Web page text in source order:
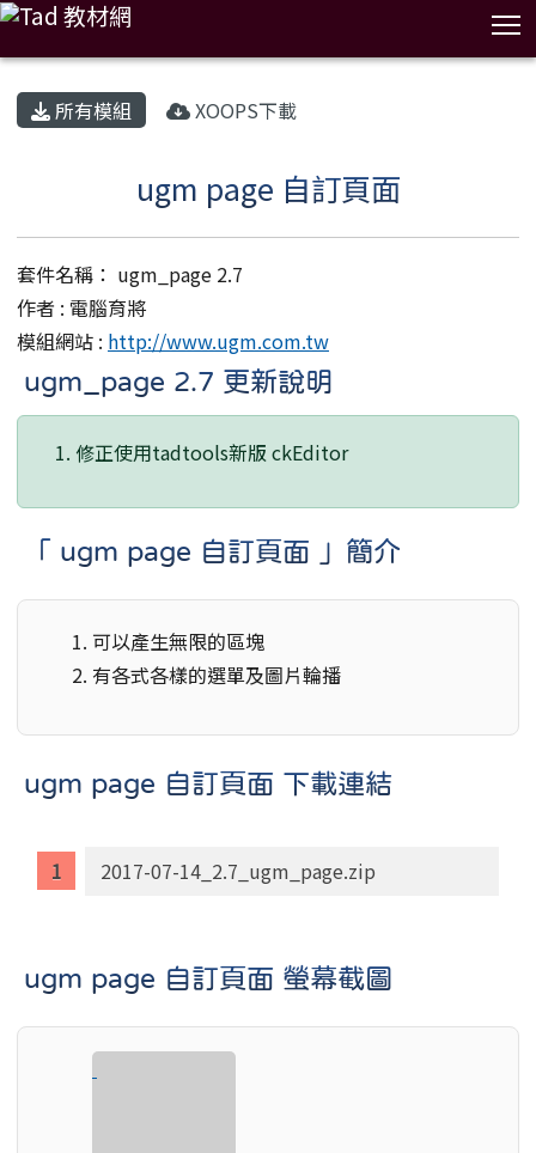
所有模組 XOOPS下載
ugm page 自訂頁面
套件名稱： ugm_page 2.7
作者 : 電腦育將
模組網站 : http://www.ugm.com.tw
ugm_page 2.7 更新說明
修正使用tadtools新版 ckEditor
「 ugm page 自訂頁面 」簡介
可以產生無限的區塊
有各式各樣的選單及圖片輪播
ugm page 自訂頁面 下載連結
2017-07-14_2.7_ugm_page.zip
ugm page 自訂頁面 螢幕截圖